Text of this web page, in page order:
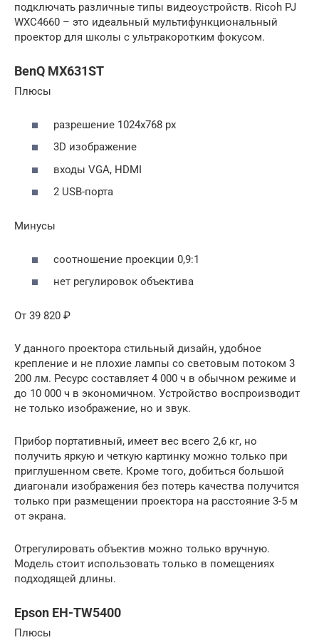
подключать различные типы видеоустройств. Ricoh PJ
WXC4660 – это идеальный мультифункциональный
проектор для школы с ультракоротким фокусом.
BenQ MX631ST
Плюсы
разрешение 1024х768 рx
3D изображение
входы VGA, HDMI
2 USB-порта
Минусы
соотношение проекции 0,9:1
нет регулировок объектива
От 39 820 ₽
У данного проектора стильный дизайн, удобное
крепление и не плохие лампы со световым потоком 3
200 лм. Ресурс составляет 4 000 ч в обычном режиме и
до 10 000 ч в экономичном. Устройство воспроизводит
не только изображение, но и звук.
Прибор портативный, имеет вес всего 2,6 кг, но
получить яркую и четкую картинку можно только при
приглушенном свете. Кроме того, добиться большой
диагонали изображения без потерь качества получится
только при размещении проектора на расстояние 3-5 м
от экрана.
Отрегулировать объектив можно только вручную.
Модель стоит использовать только в помещениях
подходящей длины.
Epson EH-TW5400
Плюсы